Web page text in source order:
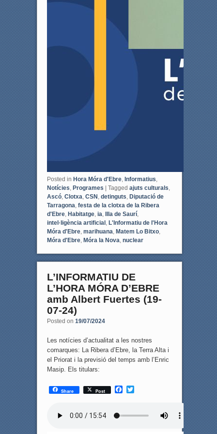
Posted in Hora Móra d'Ebre, Informatius,
Notícies, Programes Tagged ajuts culturals,
Ascó, Clotxa, CSN , detinguts, Diputació de
Tarragona, festa de la clotxa de la Ribera
d'Ebre, Habitatge, ia, Illa de Saurí,
intel·ligència artificial , L'Informatiu de l'Hora
Móra d'Ebre, marihuana, Matem Lo Bitxo,
Móra d'Ebre, Móra la Nova, nuclear
L’INFORMATIU DE
L’HORA MÓRA D’EBRE
amb Albert Fuertes (19-
07-24)
Posted on 19/07/2024
Les notícies d’actualitat a les nostres
comarques: La Ribera d’Ebre, la Terra Alta i
el Priorat i la previsió del temps amb l’Enric
Masip. Els titulars:
Share Post
F
T